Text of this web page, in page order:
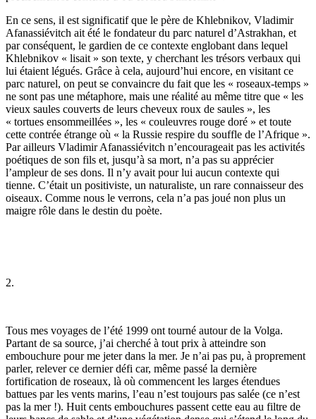
En ce sens, il est significatif que le père de Khlebnikov, Vladimir
Afanassiévitch ait été le fondateur du parc naturel d’Astrakhan, et
par conséquent, le gardien de ce contexte englobant dans lequel
Khlebnikov « lisait » son texte, y cherchant les trésors verbaux qui
lui étaient légués. Grâce à cela, aujourd’hui encore, en visitant ce
parc naturel, on peut se con­vaincre du fait que les « roseaux-temps »
ne sont pas une métaphore, mais une réalité au même titre que « les
vieux saules couverts de leurs cheveux roux de saules », les
« tortues ensommeillées », les « couleuvres rouge doré » et toute
cette contrée étrange où « la Russie respire du souffle de l’Afrique ».
Par ailleurs Vladimir Afanassiévitch n’encourageait pas les acti­vités
poétiques de son fils et, jusqu’à sa mort, n’a pas su apprécier
l’ampleur de ses dons. Il n’y avait pour lui aucun contexte qui
tienne. C’était un positiviste, un naturaliste, un rare connaisseur des
oiseaux. Comme nous le verrons, cela n’a pas joué non plus un
maigre rôle dans le destin du poète.
2.
Tous mes voyages de l’été 1999 ont tourné autour de la Volga.
Partant de sa source, j’ai cherché à tout prix à atteindre son
embouchure pour me jeter dans la mer. Je n’ai pas pu, à proprement
parler, relever ce dernier défi car, même passé la dernière
fortification de roseaux, là où commencent les larges étendues
battues par les vents marins, l’eau n’est toujours pas salée (ce n’est
pas la mer !). Huit cents embouchures passent cette eau au filtre de